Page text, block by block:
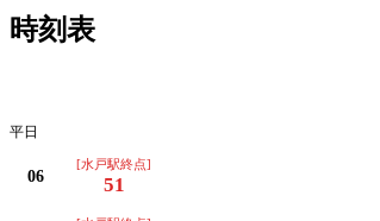
時刻表
平日
06
[水戸駅終点]
51